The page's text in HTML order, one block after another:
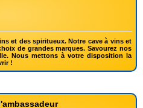
et des spiritueux. Notre cave à vins et
de grandes marques. Savourez nos
Nous mettons à votre disposition la
!